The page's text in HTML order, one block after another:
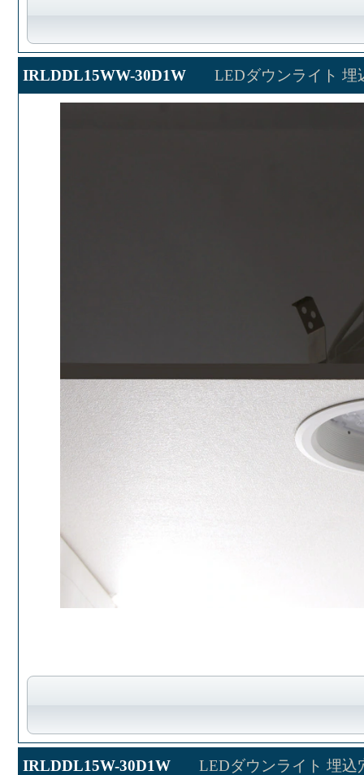
IRLDDL15WW-30D1W LEDダウンライト 埋
IRLDDL15W-30D1W LEDダウンライト 埋込